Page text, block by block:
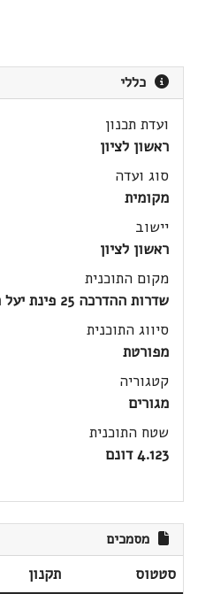
כללי
ועדת תכנון
ראשון לציון
סוג ועדה
מקומית
יישוב
ראשון לציון
מקום התוכנית
שדרות ההדרכה 25 פינת יעל רום 3, יעל רום 8
סיווג התוכנית
מפורטת
קטגוריה
מגורים
שטח התוכנית
4.123 דונם
מסמכים
סטטוס תקנון